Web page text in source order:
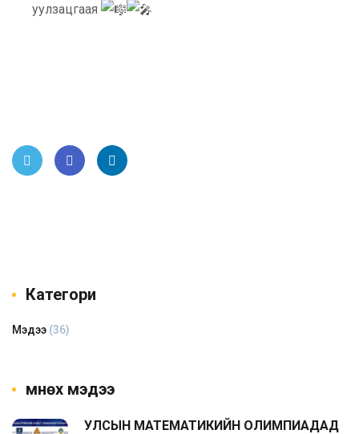
уулзацгаая
Категори
Мэдээ (36)
Өмнөх мэдээ
УЛСЫН МАТЕМАТИКИЙН ОЛИМПИАДАД